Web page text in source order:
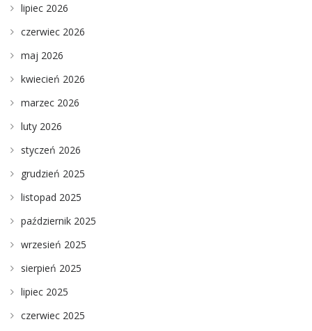
lipiec 2026
czerwiec 2026
maj 2026
kwiecień 2026
marzec 2026
luty 2026
styczeń 2026
grudzień 2025
listopad 2025
październik 2025
wrzesień 2025
sierpień 2025
lipiec 2025
czerwiec 2025